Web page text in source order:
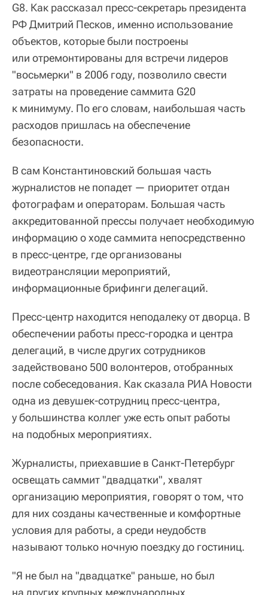
G8. Как рассказал пресс-секретарь президента
РФ Дмитрий Песков, именно использование
объектов, которые были построены
или отремонтированы для встречи лидеров
"восьмерки" в 2006 году, позволило свести
затраты на проведение саммита G20
к минимуму. По его словам, наибольшая часть
расходов пришлась на обеспечение
безопасности.
В сам Константиновский большая часть
журналистов не попадет — приоритет отдан
фотографам и операторам. Большая часть
аккредитованной прессы получает необходимую
информацию о ходе саммита непосредственно
в пресс-центре, где организованы
видеотрансляции мероприятий,
информационные брифинги делегаций.
Пресс-центр находится неподалеку от дворца. В
обеспечении работы пресс-городка и центра
делегаций, в числе других сотрудников
задействовано 500 волонтеров, отобранных
после собеседования. Как сказала РИА Новости
одна из девушек-сотрудниц пресс-центра,
у большинства коллег уже есть опыт работы
на подобных мероприятиях.
Журналисты, приехавшие в Санкт-Петербург
освещать саммит "двадцатки", хвалят
организацию мероприятия, говорят о том, что
для них созданы качественные и комфортные
условия для работы, а среди неудобств
называют только ночную поездку до гостиниц.
"Я не был на "двадцатке" раньше, но был
на других крупных международных